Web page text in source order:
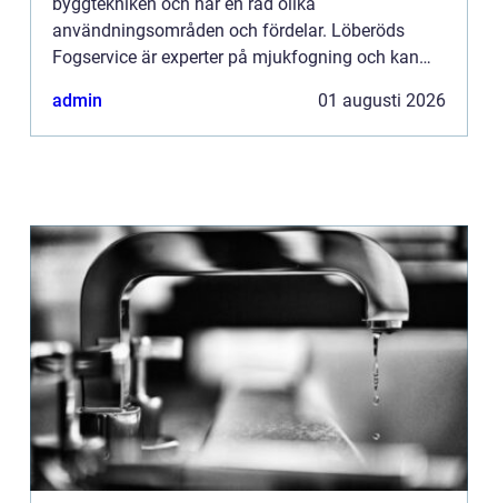
användningsområden och fördelar. Löberöds
Fogservice är experter på mjukfogning och kan
admin 01 augusti 2026